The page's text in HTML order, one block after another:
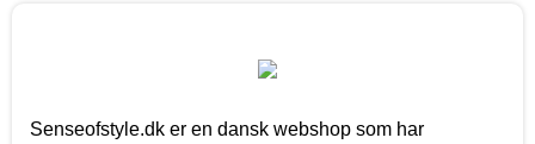
Senseofstyle.dk er en dansk webshop som har